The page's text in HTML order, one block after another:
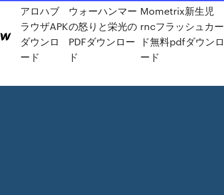
アロハブ
ラウザAPK
ダウンロ
ード
ウォーハンマー
の怒りと栄光の
PDFダウンロー
ド
Mometrix新生児
rncフラッシュカー
ド無料pdfダウンロ
ード